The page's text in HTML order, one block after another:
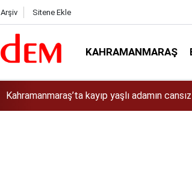
Arşiv Sitene Ekle
KAHRAMANMARAŞ
Kahramanmaraş’ta kamyonetten düşen işçi